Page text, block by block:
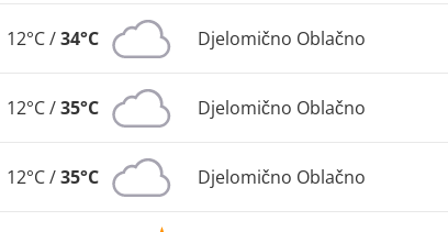
12°C /34°C Djelomično Oblačno
12°C /35°C Djelomično Oblačno
12°C /35°C Djelomično Oblačno